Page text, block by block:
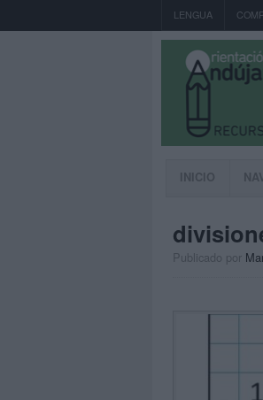
LENGUA
INICIO
Publicado por